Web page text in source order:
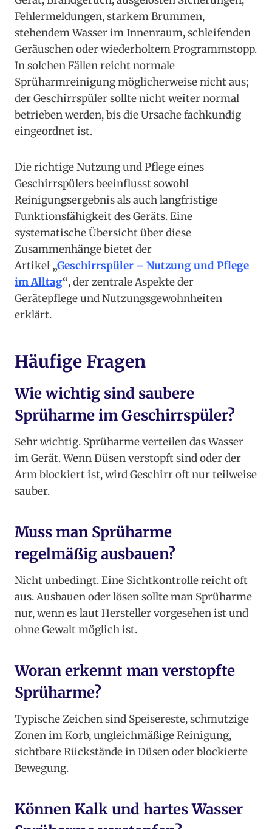
Fehlermeldungen, starkem Brummen,
stehendem Wasser im Innenraum, schleifenden
Geräuschen oder wiederholtem Programmstopp.
In solchen Fällen reicht normale
Sprüharmreinigung möglicherweise nicht aus;
der Geschirrspüler sollte nicht weiter normal
betrieben werden, bis die Ursache fachkundig
eingeordnet ist.
Die richtige Nutzung und Pflege eines
Geschirrspülers beeinflusst sowohl
Reinigungsergebnis als auch langfristige
Funktionsfähigkeit des Geräts. Eine
systematische Übersicht über diese
Zusammenhänge bietet der
Artikel „Geschirrspüler – Nutzung und Pflege
im Alltag“, der zentrale Aspekte der
Gerätepflege und Nutzungsgewohnheiten
erklärt.
Häufige Fragen
Wie wichtig sind saubere
Sprüharme im Geschirrspüler?
Sehr wichtig. Sprüharme verteilen das Wasser
im Gerät. Wenn Düsen verstopft sind oder der
Arm blockiert ist, wird Geschirr oft nur teilweise
sauber.
Muss man Sprüharme
regelmäßig ausbauen?
Nicht unbedingt. Eine Sichtkontrolle reicht oft
aus. Ausbauen oder lösen sollte man Sprüharme
nur, wenn es laut Hersteller vorgesehen ist und
ohne Gewalt möglich ist.
Woran erkennt man verstopfte
Sprüharme?
Typische Zeichen sind Speisereste, schmutzige
Zonen im Korb, ungleichmäßige Reinigung,
sichtbare Rückstände in Düsen oder blockierte
Bewegung.
Können Kalk und hartes Wasser